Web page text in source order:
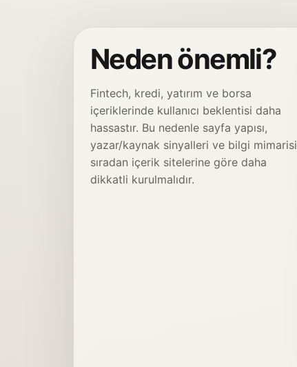
Neden önemli?
Fintech, kredi, yatırım ve borsa
içeriklerinde kullanıcı beklentisi daha
hassastır. Bu nedenle sayfa yapısı,
yazar/kaynak sinyalleri ve bilgi mimarisi
sıradan içerik sitelerine göre daha
dikkatli kurulmalıdır.